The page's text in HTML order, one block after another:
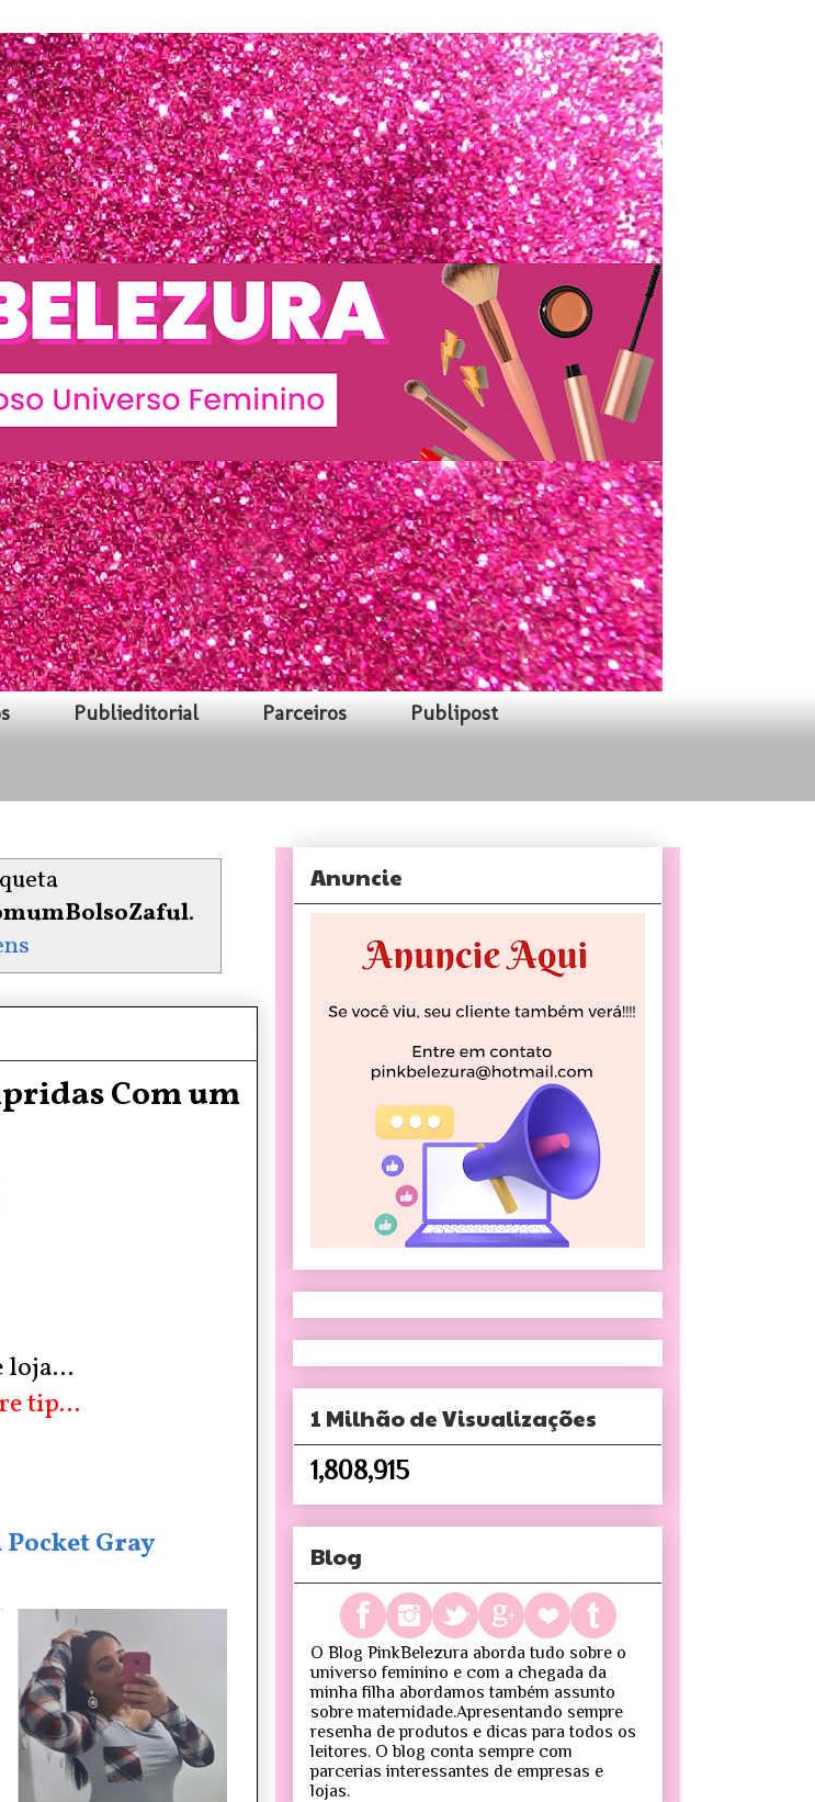
Publieditorial Parceiros
Publipost
.
Com um
loja...
tip...
Gray
Anuncie
1 Milhão de Visualizações
1,808,915
Blog
O Blog PinkBelezura aborda tudo sobre o
universo feminino e com a chegada da
minha filha abordamos também assunto
sobre maternidade.Apresentando sempre
resenha de produtos e dicas para todos os
leitores. O blog conta sempre com
parcerias interessantes de empresas e
lojas.